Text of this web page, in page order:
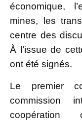
économique,
mines, les
centre des
À l’issue de
ont été signés.
Le premier
commission
coopération